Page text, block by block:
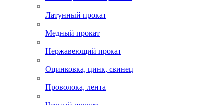
Латунный прокат
Медный прокат
Нержавеющий прокат
Оцинковка, цинк, свинец
Проволока, лента